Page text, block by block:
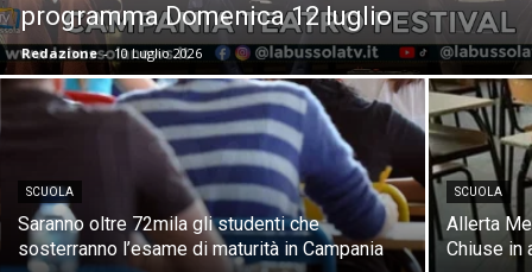
programma Domenica 12 luglio
Redazione - 10 Luglio 2026
SCUOLA
Saranno oltre 72mila gli studenti che
sosterranno l’esame di maturità in Campania
SCUOLA
Allerta
Chiuse in